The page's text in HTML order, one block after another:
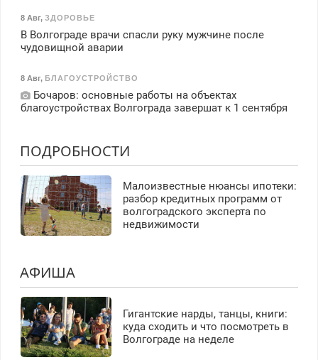
8 Авг, ЗДОРОВЬЕ
В Волгограде врачи спасли руку мужчине после
чудовищной аварии
8 Авг, БЛАГОУСТРОЙСТВО
Бочаров: основные работы на объектах
благоустройствах Волгограда завершат к 1 сентября
ПОДРОБНОСТИ
Малоизвестные нюансы ипотеки:
разбор кредитных программ от
волгоградского эксперта по
недвижимости
АФИША
Гигантские нарды, танцы, книги:
куда сходить и что посмотреть в
Волгограде на неделе